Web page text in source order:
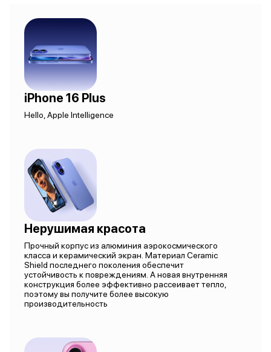
iPhone 16 Plus
Hello, Apple Intelligence
Нерушимая красота
Прочный корпус из алюминия аэрокосмического
класса и керамический экран. Материал Ceramic
Shield последнего поколения обеспечит
устойчивость к повреждениям. А новая внутренняя
конструкция более эффективно рассеивает тепло,
поэтому вы получите более высокую
производительность